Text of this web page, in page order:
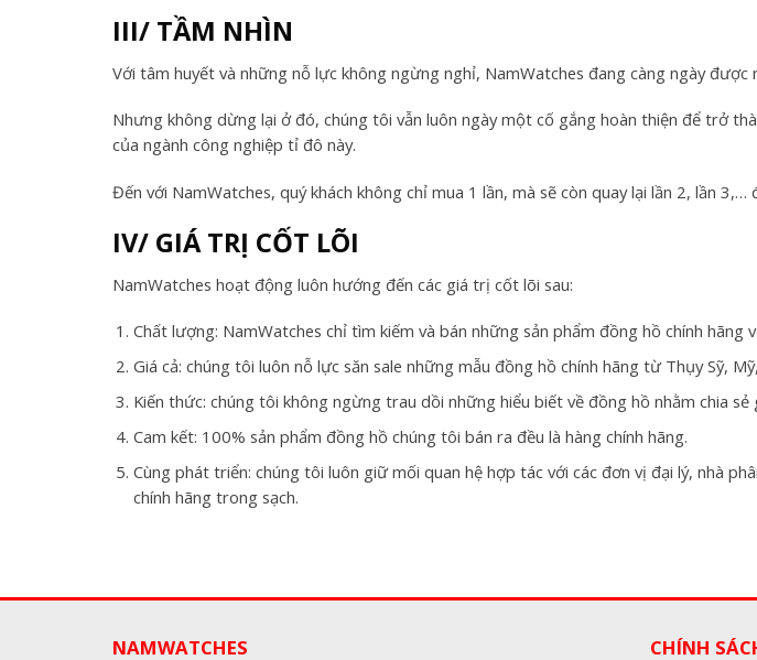
III/ TẦM NHÌN
Với tâm huyết và những nỗ lực không ngừng nghỉ, NamWatches đang càng ngày
Nhưng không dừng lại ở đó, chúng tôi vẫn luôn ngày một cố gắng hoàn thiện để trở
của ngành công nghiệp tỉ đô này.
Đến với NamWatches, quý khách không chỉ mua 1 lần, mà sẽ còn quay lại lần 2, lần
IV/ GIÁ TRỊ CỐT LÕI
NamWatches hoạt động luôn hướng đến các giá trị cốt lõi sau:
Chất lượng: NamWatches chỉ tìm kiếm và bán những sản phẩm đồng hồ chính hãng
Giá cả: chúng tôi luôn nỗ lực săn sale những mẫu đồng hồ chính hãng từ Thụy Sỹ,
Kiến thức: chúng tôi không ngừng trau dồi những hiểu biết về đồng hồ nhằm chia
Cam kết: 100% sản phẩm đồng hồ chúng tôi bán ra đều là hàng chính hãng.
Cùng phát triển: chúng tôi luôn giữ mối quan hệ hợp tác với các đơn vị đại lý, nhà
chính hãng trong sạch.
NAMWATCHES CHÍNH